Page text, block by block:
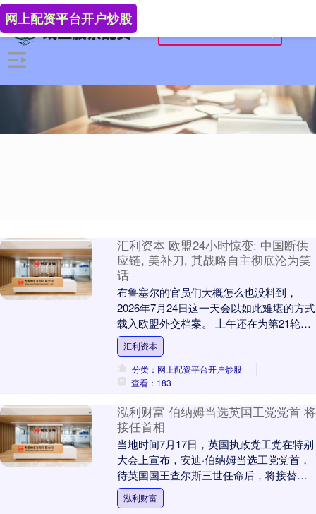
网上配资平台开户炒股
汇利资本 欧盟24小时惊变: 中国断供
应链, 美补刀, 其战略自主彻底沦为笑
话
布鲁塞尔的官员们大概怎么也没料到，
2026年7月24日这一天会以如此难堪的方式
载入欧盟外交档案。 上午还在为第21轮对
俄制裁能否顺利把中方企业拖下水而暗自
得意，....
汇利资本
分类：网上配资平台开户炒股
查看：183
泓利财富 伯纳姆当选英国工党党首 将
接任首相
当地时间7月17日，英国执政党工党在特别
大会上宣布，安迪·伯纳姆当选工党党首，
待英国国王查尔斯三世任命后，将接替斯
塔默出任英国首相。 根据程序，斯塔默将
于20日....
泓利财富